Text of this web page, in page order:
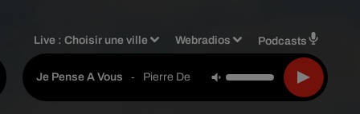
Live :Choisir une ville Webradios Podcasts
Je Pense A Vous - Pierre De Maere